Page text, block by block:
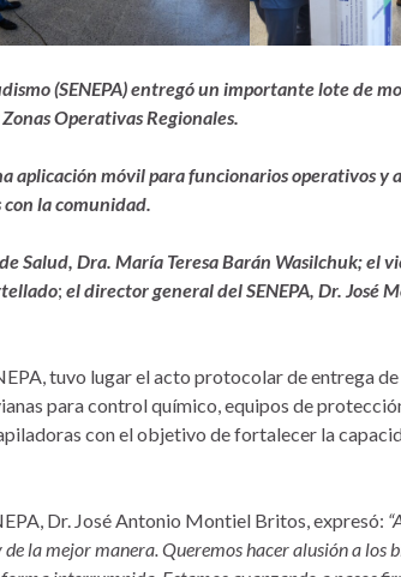
(SENEPA) entregó un importante lote de
Operativas Regionales.
aplicación móvil para funcionarios operativos y
la comunidad.
Salud, Dra. María Teresa Barán Wasilchuk; el
; el director general del SENEPA, Dr. José
tuvo lugar el acto protocolar de entrega
para control químico, equipos de
con el objetivo de fortalecer la
Dr. José Antonio Montiel Britos, expresó:
la mejor manera. Queremos hacer alusión a los